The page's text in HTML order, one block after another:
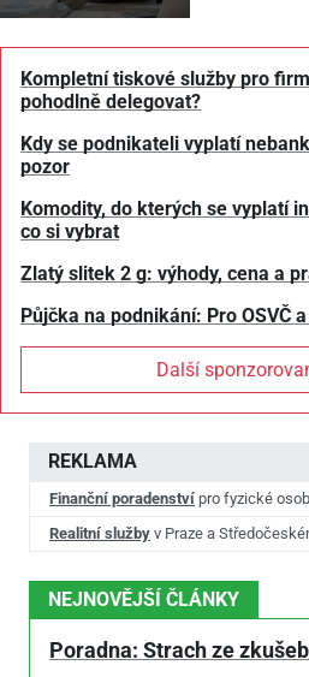
REKLAMA
Finanční poradenství pro fyzické
Realitní služby v Praze a
NEJNOVĚJŠÍ ČLÁNKY
Poradna: Strach ze
Kompletní tiskové služby pro
pohodlně delegovat?
Kdy se podnikateli vyplatí
pozor
Komodity, do kterých se vyplatí
co si vybrat
Zlatý slitek 2 g: výhody, cena a
Půjčka na podnikání: Pro OSVČ
Další